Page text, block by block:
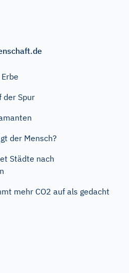
der Spur
der Mensch?
Städte nach
mehr CO2 auf als gedacht